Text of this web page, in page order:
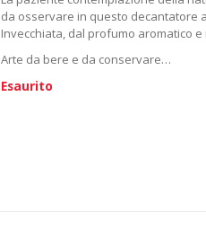
da osservare in questo decantatore
Invecchiata, dal profumo aromatico
Arte da bere e da conservare…
Esaurito